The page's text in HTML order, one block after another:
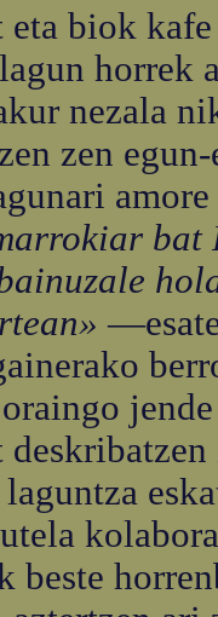
eta biok
nezala
zen
bat
beste